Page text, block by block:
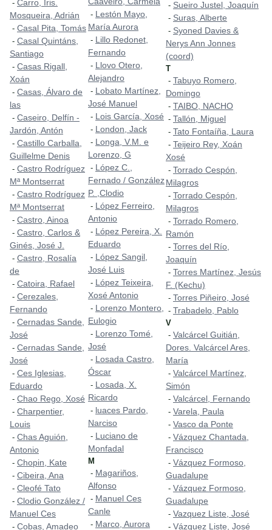
- Carro, Iris.
Mosqueira, Adrián
- Casal Pita, Tomás
- Casal Quintáns,
Santiago
- Casas Rigall,
Xoán
- Casas, Álvaro de
las
- Caseiro, Delfín -
Jardón, Antón
- Castillo Carballa,
Guillelme Denis
- Castro Rodríguez
Mª Montserrat
- Castro Rodríguez
Mª Montserrat
- Castro, Ainoa
- Castro, Carlos &
Ginés, José J.
- Castro, Rosalía
de
- Catoira, Rafael
- Cerezales,
Fernando
- Cernadas Sande,
José
- Cernadas Sande,
José
- Ces Iglesias,
Eduardo
- Chao Rego, Xosé
- Charpentier,
Louis
- Chas Aguión,
Antonio
- Chopin, Kate
- Cibeira, Ana
- Cleofé Tato
- Clodio González /
Manuel Ces
- Cobas, Amadeo
- Lestón Mayo,
María Aurora
- Lillo Redonet,
Fernando
- Llovo Otero,
Alejandro
- Lobato Martínez,
José Manuel
- Lois García, Xosé
- London, Jack
- Longa, V.M. e
Lorenzo, G
- López C.,
Fernado / González
P. ,Clodio
- López Ferreiro,
Antonio
- López Pereira, X.
Eduardo
- López Sangil,
José Luis
- López Teixeira,
Xosé Antonio
- Lorenzo Montero,
Eulogio
- Lorenzo Tomé,
José
- Losada Castro,
Óscar
- Losada, X.
Ricardo
- luaces Pardo,
Narciso
- Luciano de
Monfadal
M
- Magariños,
Alfonso
- Manuel Ces
Canle
- Marco, Aurora
- Sueiro Justel, Joaquín
- Suras, Alberte
- Syoned Davies &
Nerys Ann Jonnes
(coord)
T
- Tabuyo Romero,
Domingo
- TAIBO, NACHO
- Tallón, Miguel
- Tato Fontaíña, Laura
- Teijeiro Rey, Xoán
Xosé
- Torrado Cespón,
Milagros
- Torrado Cespón,
Milagros
- Torrado Romero,
Ramón
- Torres del Río,
Joaquín
- Torres Martínez, Jesús
F. (Kechu)
- Torres Piñeiro, José
- Trabadelo, Pablo
V
- Valcárcel Guitián,
Dores. Valcárcel Ares,
María
- Valcárcel Martínez,
Simón
- Valcárcel, Fernando
- Varela, Paula
- Vasco da Ponte
- Vázquez Chantada,
Francisco
- Vázquez Formoso,
Guadalupe
- Vázquez Formoso,
Guadalupe
- Vazquez Liste, José
- Vázquez Liste, José